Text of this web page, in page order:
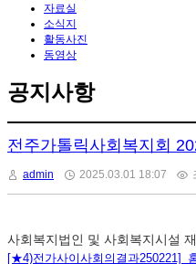
자료실
소식지
활동사진
동영상
공지사항
전주가톨릭사회복지회
admin 2025.03.01 18:07
사회복지법인 및 사회복지시설
[★4)전가사이사회의결과250221]_